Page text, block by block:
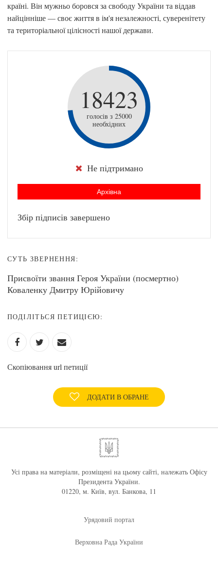
країні. Він мужньо боровся за свободу України та віддав
найцінніше — своє життя в ім'я незалежності, суверенітету
та територіальної цілісності нашої держави.
18423
голосів з 25000
необхідних
Не підтримано
Архівна
Збір підписів завершено
СУТЬ ЗВЕРНЕННЯ:
Присвоїти звання Героя України (посмертно)
Коваленку Дмитру Юрійовичу
ПОДІЛІТЬСЯ ПЕТИЦІЄЮ:
Скопіювання url петиції
ДОДАТИ В ОБРАНЕ
Усі права на матеріали, розміщені на цьому сайті, належать Офісу
Президента України.
01220, м. Київ, вул. Банкова, 11
Урядовий портал
Верховна Рада України